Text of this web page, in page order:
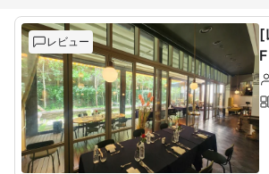
レビュー
[